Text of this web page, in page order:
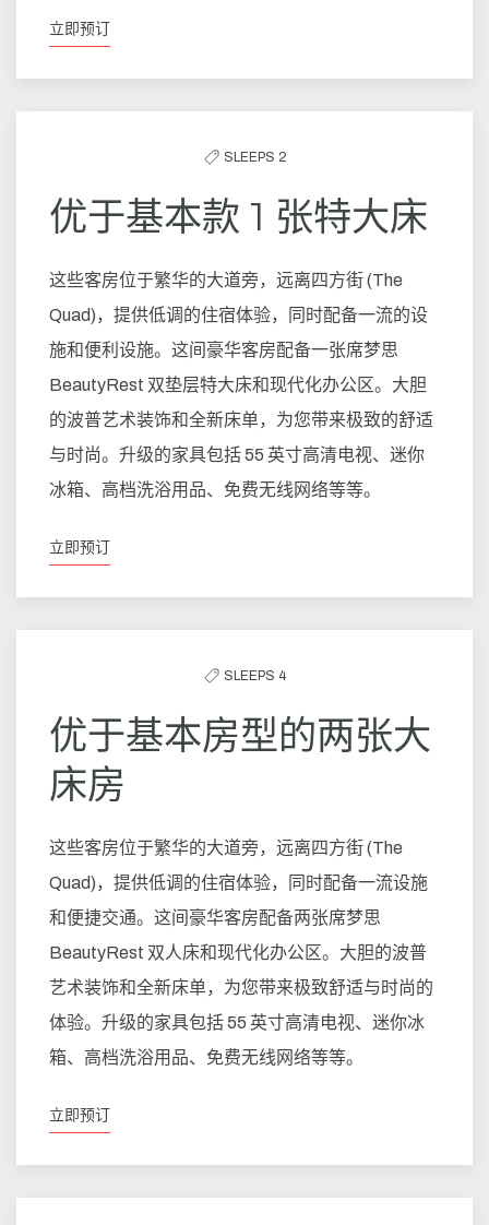
立即预订
SLEEPS 2
优于基本款 1 张特大床
这些客房位于繁华的大道旁，远离四方街 (The
Quad)，提供低调的住宿体验，同时配备一流的设
施和便利设施。这间豪华客房配备一张席梦思
BeautyRest 双垫层特大床和现代化办公区。大胆
的波普艺术装饰和全新床单，为您带来极致的舒适
与时尚。升级的家具包括 55 英寸高清电视、迷你
冰箱、高档洗浴用品、免费无线网络等等。
立即预订
SLEEPS 4
优于基本房型的两张大
床房
这些客房位于繁华的大道旁，远离四方街 (The
Quad)，提供低调的住宿体验，同时配备一流设施
和便捷交通。这间豪华客房配备两张席梦思
BeautyRest 双人床和现代化办公区。大胆的波普
艺术装饰和全新床单，为您带来极致舒适与时尚的
体验。升级的家具包括 55 英寸高清电视、迷你冰
箱、高档洗浴用品、免费无线网络等等。
立即预订